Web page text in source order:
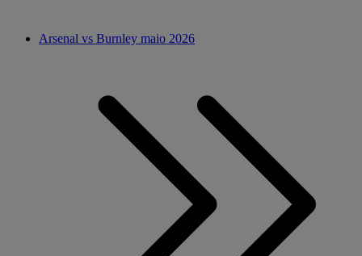
Arsenal vs Burnley maio 2026